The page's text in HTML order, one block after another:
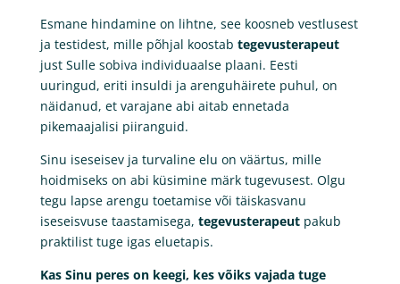
Esmane hindamine on lihtne, see koosneb vestlusest
ja testidest, mille põhjal koostab tegevusterapeut
just Sulle sobiva individuaalse plaani. Eesti
uuringud, eriti insuldi ja arenguhäirete puhul, on
näidanud, et varajane abi aitab ennetada
pikemaajalisi piiranguid.
Sinu iseseisev ja turvaline elu on väärtus, mille
hoidmiseks on abi küsimine märk tugevusest. Olgu
tegu lapse arengu toetamise või täiskasvanu
iseseisvuse taastamisega, tegevusterapeutpakub
praktilist tuge igas eluetapis.
Kas Sinu peres on keegi, kes võiks vajada tuge